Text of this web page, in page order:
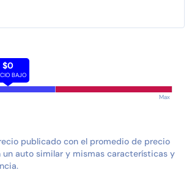
$0
BAJO
Max
publicado con el promedio de precio
un auto similar y mismas características y